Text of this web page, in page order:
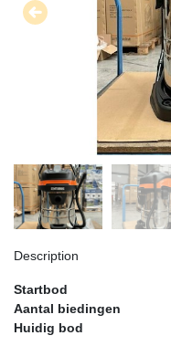
Description
Startbod
Aantal biedingen
Huidig bod